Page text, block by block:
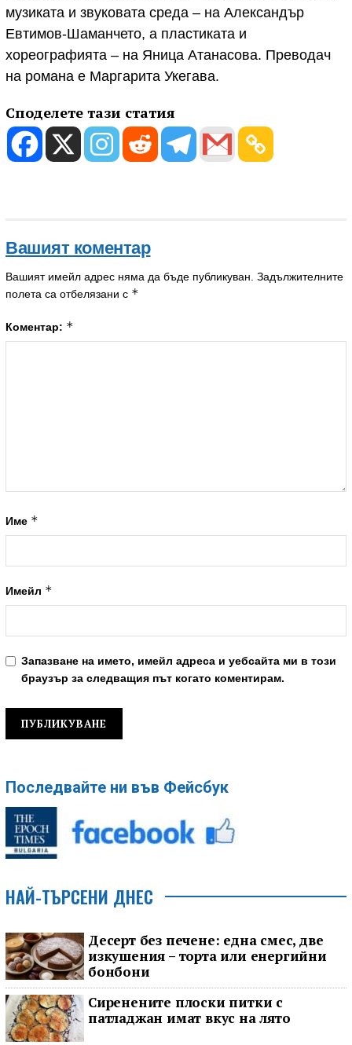
музиката и звуковата среда – на Александър
Евтимов-Шаманчето, а пластиката и
хореографията – на Яница Атанасова. Преводач
на романа е Маргарита Укегава.
Споделете тази статия
Вашият коментар
Вашият имейл адрес няма да бъде публикуван. Задължителните
полета са отбелязани с *
Коментар: *
Име *
Имейл *
Запазване на името, имейл адреса и уебсайта ми в този
браузър за следващия път когато коментирам.
Последвайте ни във Фейсбук
НАЙ-ТЪРСЕНИ ДНЕС
Десерт без печене: една смес, две
изкушения – торта или енергийни
бонбони
Сиренените плоски питки с
патладжан имат вкус на лято